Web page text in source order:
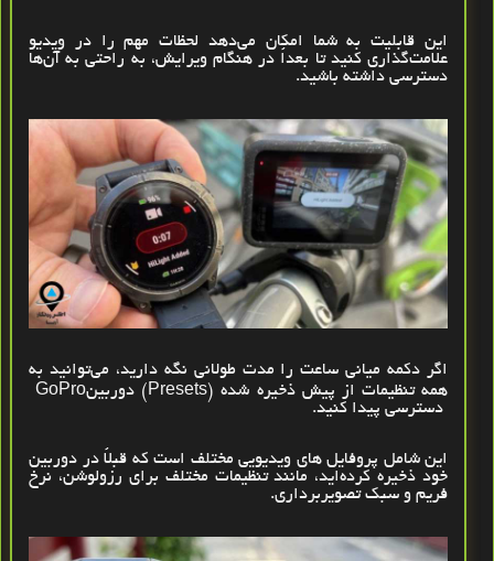
این قابلیت به شما امکان می‌دهد لحظات مهم را در ویدیو
علامت‌گذاری کنید تا بعداً در هنگام ویرایش، به‌ راحتی به آن‌ها
دسترسی داشته باشید.
اگر دکمه میانی ساعت را مدت طولانی نگه دارید، می‌توانید به
همه تنظیمات از پیش ذخیره ‌شده(Presets) دوربینGoPro
دسترسی پیدا کنید.
این شامل پروفایل ‌های ویدیویی مختلف است که قبلاً در دوربین
خود ذخیره کرده‌اید، مانند تنظیمات مختلف برای رزولوشن، نرخ
فریم و سبک تصویربرداری.